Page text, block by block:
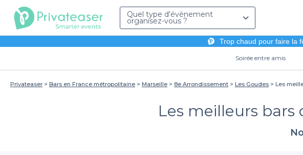
Quel type d'évènement
organisez-vous ?
Trop chaud pour faire la
Soirée entre amis
Privateaser Bars en France métropolitaine Marseille 8e Arrondissement Les Goudes Les
Les meilleurs bars